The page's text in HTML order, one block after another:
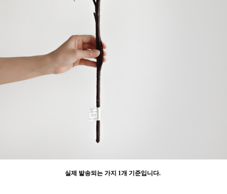
실제 발송되는 가지 1개 기준입니다.